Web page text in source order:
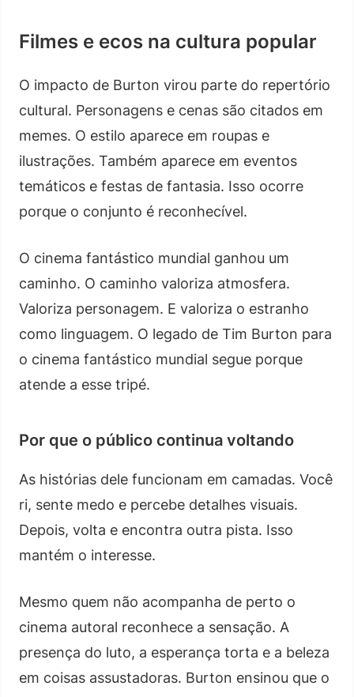
Filmes e ecos na cultura popular
O impacto de Burton virou parte do repertório
cultural. Personagens e cenas são citados em
memes. O estilo aparece em roupas e
ilustrações. Também aparece em eventos
temáticos e festas de fantasia. Isso ocorre
porque o conjunto é reconhecível.
O cinema fantástico mundial ganhou um
caminho. O caminho valoriza atmosfera.
Valoriza personagem. E valoriza o estranho
como linguagem. O legado de Tim Burton para
o cinema fantástico mundial segue porque
atende a esse tripé.
Por que o público continua voltando
As histórias dele funcionam em camadas. Você
ri, sente medo e percebe detalhes visuais.
Depois, volta e encontra outra pista. Isso
mantém o interesse.
Mesmo quem não acompanha de perto o
cinema autoral reconhece a sensação. A
presença do luto, a esperança torta e a beleza
em coisas assustadoras. Burton ensinou que o